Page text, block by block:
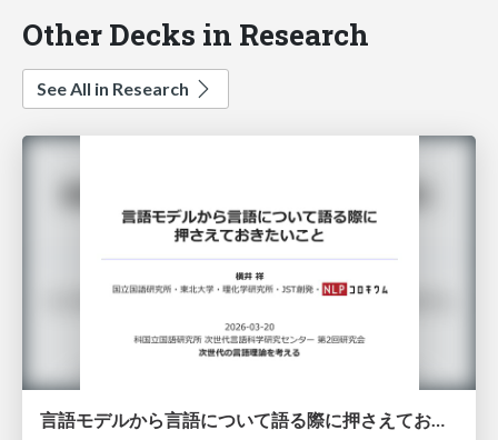
Other Decks in Research
See All in Research
言語モデルから言語について語る際に押さえておきたいこと